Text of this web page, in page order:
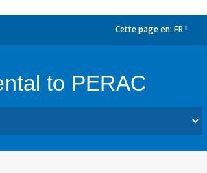
Cette page en: FR
to PERAC